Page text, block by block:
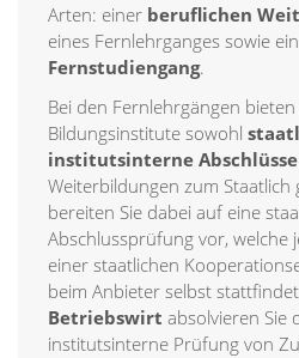
Arten: einer beruflichen
eines Fernlehrganges sowie
Fernstudiengang.
Bei den Fernlehrgängen
Bildungsinstitute sowohl
institutsinterne Abschlüsse
Weiterbildungen zum
bereiten Sie dabei auf eine
Abschlussprüfung vor, welche
einer staatlichen
beim Anbieter selbst
Betriebswirt absolvieren Sie
institutsinterne Prüfung von